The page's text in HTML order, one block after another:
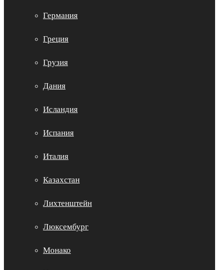
Германия
Греция
Грузия
Дания
Исландия
Испания
Италия
Казахстан
Лихтенштейн
Люксембург
Монако